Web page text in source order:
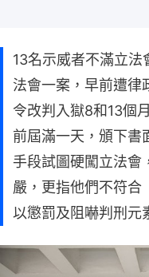
13名示威者不滿立
法會一案，早前遭律
令改判入獄8和13個
前屆滿一天，頒下書
手段試圖硬闖立法會
嚴，更指他們不符合
以懲罰及阻嚇判刑元